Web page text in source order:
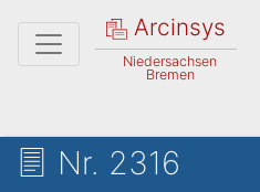
Arcinsys
Niedersachsen
Bremen
Nr. 2316